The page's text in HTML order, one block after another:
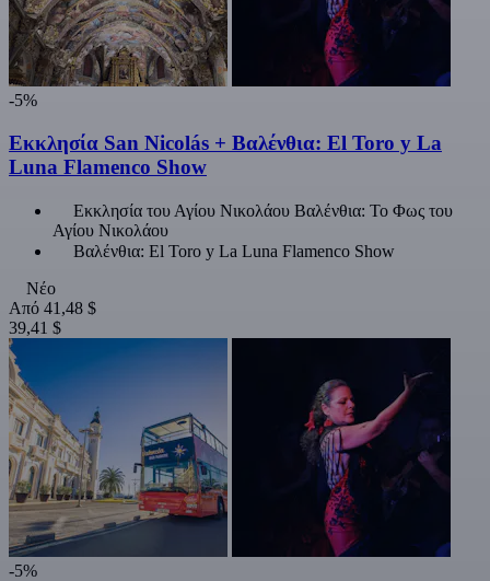
-5%
Εκκλησία San Nicolás + Βαλένθια: El Toro y La
Luna Flamenco Show
Εκκλησία του Αγίου Νικολάου Βαλένθια: Το Φως του
Αγίου Νικολάου
Βαλένθια: El Toro y La Luna Flamenco Show
Νέο
Από 41,48 $
39,41 $
-5%